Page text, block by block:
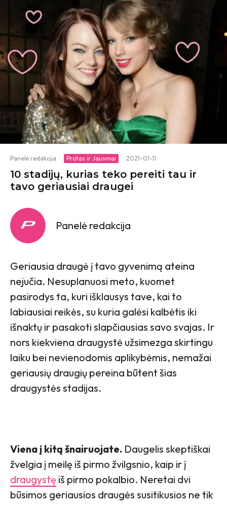
Panelė redakcija · Protas ir Jausmai · 2021-01-11
10 stadijų, kurias teko pereiti tau ir
tavo geriausiai draugei
Panelė redakcija
Geriausia draugė į tavo gyvenimą ateina
nejučia. Nesuplanuosi meto, kuomet
pasirodys ta, kuri išklausys tave, kai to
labiausiai reikės, su kuria galėsi kalbėtis iki
išnaktų ir pasakoti slapčiausias savo svajas. Ir
nors kiekviena draugystė užsimezga skirtingu
laiku bei nevienodomis aplikybėmis, nemažai
geriausių draugių pereina būtent šias
draugystės stadijas.
Viena į kitą šnairuojate. Daugelis skeptiškai
žvelgia į meilę iš pirmo žvilgsnio, kaip ir į
draugystę iš pirmo pokalbio. Neretai dvi
būsimos geriausios draugės susitikusios ne tik